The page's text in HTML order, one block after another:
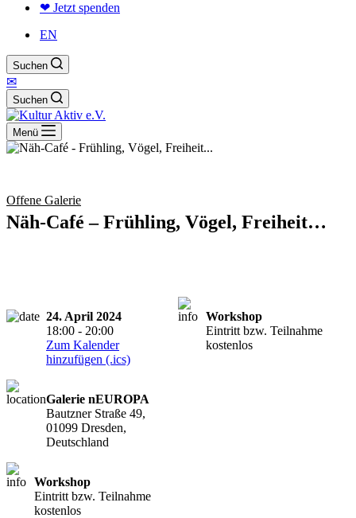
❤ Jetzt spenden
EN
Suchen
✉
Suchen
Menü
Offene Galerie
Näh-Café – Frühling, Vögel, Freiheit…
24. April 2024
18:00 - 20:00
Zum Kalender
hinzufügen (.ics)
Galerie nEUROPA
Bautzner Straße 49,
01099 Dresden,
Deutschland
Workshop
Eintritt bzw. Teilnahme
kostenlos
Workshop
Eintritt bzw. Teilnahme
kostenlos